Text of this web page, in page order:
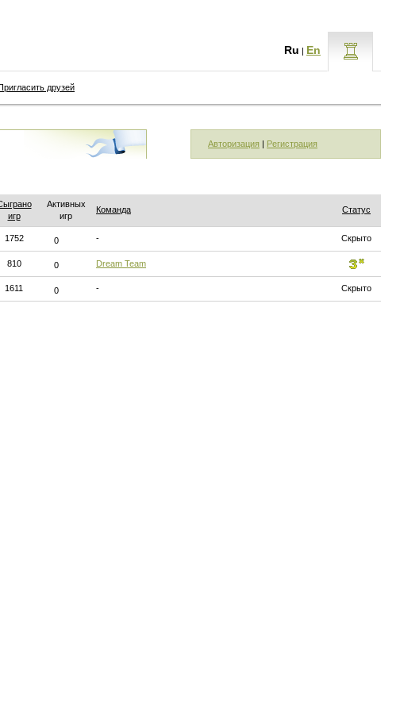
Ru | En
друзей
Авторизация | Регистрация
игр
Активных
игр
Команда Статус
1752 0 - Скрыто
810 0 Dream Team
1611 0 - Скрыто